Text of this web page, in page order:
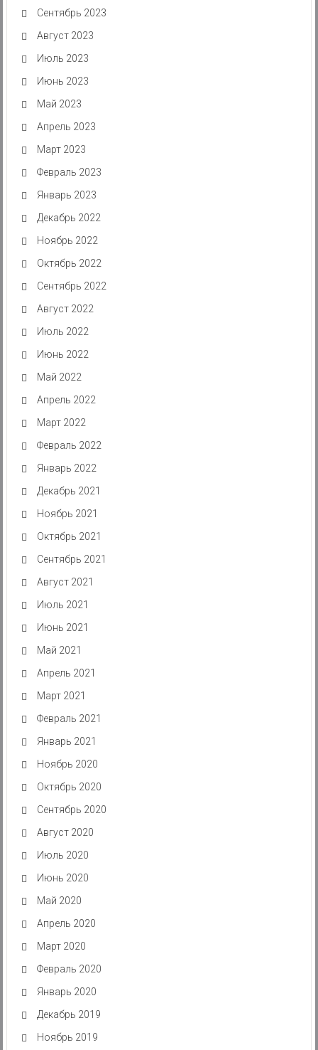
Сентябрь 2023
Август 2023
Июль 2023
Июнь 2023
Май 2023
Апрель 2023
Март 2023
Февраль 2023
Январь 2023
Декабрь 2022
Ноябрь 2022
Октябрь 2022
Сентябрь 2022
Август 2022
Июль 2022
Июнь 2022
Май 2022
Апрель 2022
Март 2022
Февраль 2022
Январь 2022
Декабрь 2021
Ноябрь 2021
Октябрь 2021
Сентябрь 2021
Август 2021
Июль 2021
Июнь 2021
Май 2021
Апрель 2021
Март 2021
Февраль 2021
Январь 2021
Ноябрь 2020
Октябрь 2020
Сентябрь 2020
Август 2020
Июль 2020
Июнь 2020
Май 2020
Апрель 2020
Март 2020
Февраль 2020
Январь 2020
Декабрь 2019
Ноябрь 2019